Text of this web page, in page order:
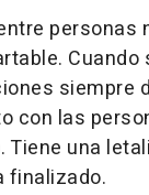
personas
Cuando
siempre
con las
Tiene una
finalizado.